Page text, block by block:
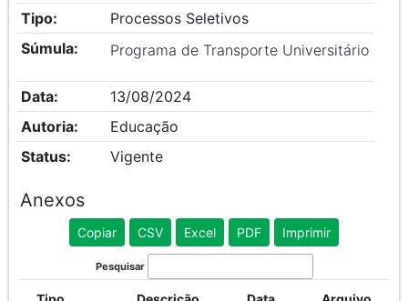
Tipo:
Processos Seletivos
Súmula:
Programa de Transporte Universitário
Data:
13/08/2024
Autoria:
Educação
Status:
Vigente
Anexos
Copiar CSV Excel PDF Imprimir
Pesquisar